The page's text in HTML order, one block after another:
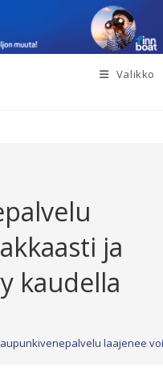
Valikko
ja
kaudella
laajenee